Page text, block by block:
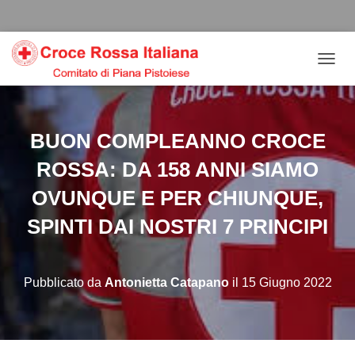
contenuto
navigazione
footer
A
Z
O
E
T
G
BUON COMPLEANNO CROCE
ROSSA: DA 158 ANNI SIAMO
OVUNQUE E PER CHIUNQUE,
SPINTI DAI NOSTRI 7 PRINCIPI
Pubblicato da Antonietta Catapanoil 15 Giugno 2022